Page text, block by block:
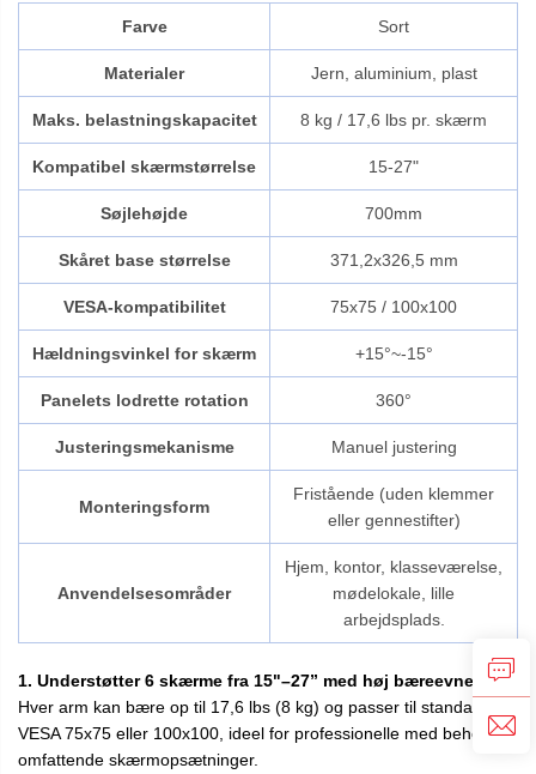
Farve Sort
Materialer Jern, aluminium, plast
Maks. belastningskapacitet 8 kg / 17,6 lbs pr. skærm
Kompatibel skærmstørrelse 15-27"
Søjlehøjde 700mm
Skåret base størrelse 371,2x326,5 mm
VESA-kompatibilitet 75x75 / 100x100
Hældningsvinkel for skærm +15°~-15°
Panelets lodrette rotation 360°
Justeringsmekanisme Manuel justering
Monteringsform
Fristående (uden klemmer
eller gennestifter)
Anvendelsesområder
Hjem, kontor, klasseværelse,
mødelokale, lille
arbejdsplads.
1. Understøtter 6 skærme fra 15"–27” med høj bæreevne
Hver arm kan bære op til 17,6 lbs (8 kg) og passer til standard
VESA 75x75 eller 100x100, ideel for professionelle med behov for
omfattende skærmopsætninger.